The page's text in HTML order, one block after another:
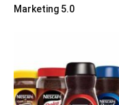
Marketing 5.0